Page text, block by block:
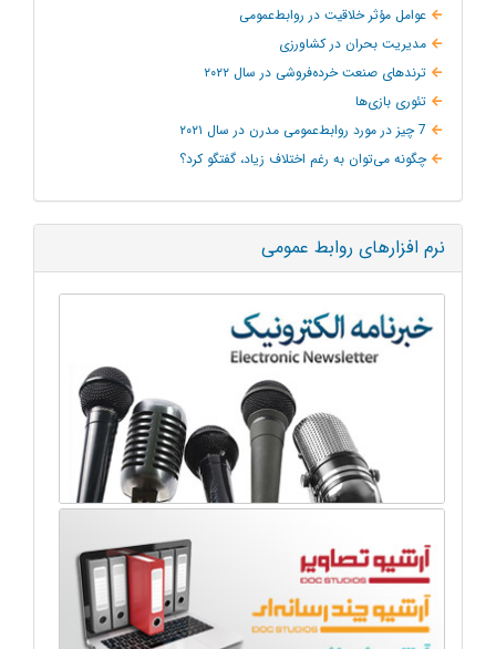
عوامل مؤثر خلاقیت در روابط‌عمومی
مدیریت بحران در کشاورزی
ترند‌های صنعت خرده‌فروشی در سال ۲۰۲۲
تئوری بازی‌ها
7 چیز در مورد روابط‌عمومی مدرن در سال ۲۰۲۱
چگونه می‌توان به‌ رغم اختلاف زیاد، گفتگو کرد؟
نرم افزارهای روابط عمومی